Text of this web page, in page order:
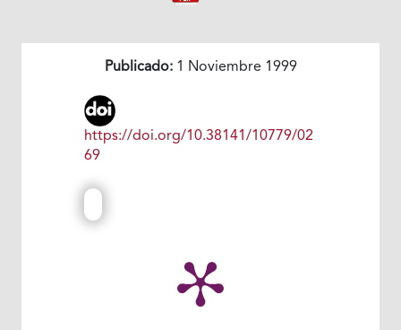
Publicado:1 Noviembre 1999
https://doi.org/10.38141/10779/02
69